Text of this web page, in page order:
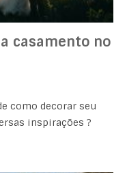
casamento no
como decorar seu
inspirações ?